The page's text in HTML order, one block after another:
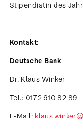
Stipendiatin des
Kontakt:
Deutsche Bank
Dr. Klaus Winker
Tel.: 0172 610 82 89
E-Mail: